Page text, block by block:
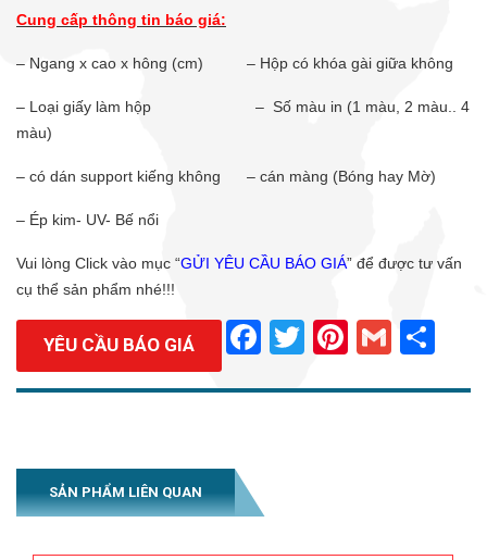
Cung cấp thông tin báo giá:
– Ngang x cao x hông (cm) – Hộp có khóa gài giữa không
– Loại giấy làm hộp – Số màu in (1 màu, 2 màu.. 4
màu)
– có dán support kiếng không – cán màng (Bóng hay Mờ)
– Ép kim- UV- Bế nổi
Vui lòng Click vào mục “GỬI YÊU CẦU BÁO GIÁ” để được tư vấn
cụ thể sản phẩm nhé!!!
YÊU CẦU BÁO GIÁ Facebook
TwitterPinterest
Gmail
SẢN PHẨM LIÊN QUAN